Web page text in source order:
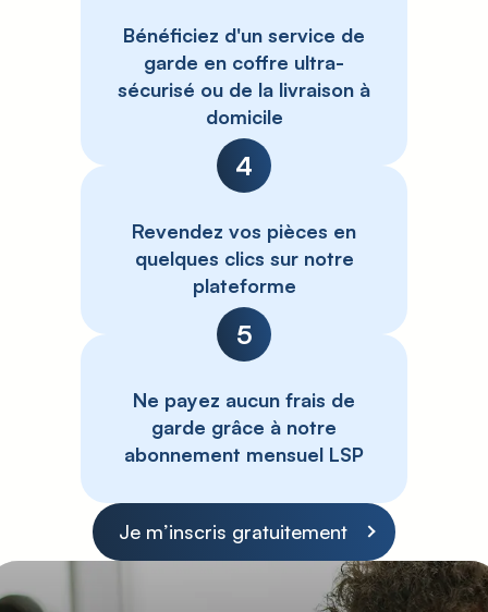
Bénéficiez d'un service de
garde en coffre ultra-
sécurisé ou de la livraison à
domicile
4
Revendez vos pièces en
quelques clics sur notre
plateforme
5
Ne payez aucun frais de
garde grâce à notre
abonnement mensuel LSP
Je m’inscris gratuitement